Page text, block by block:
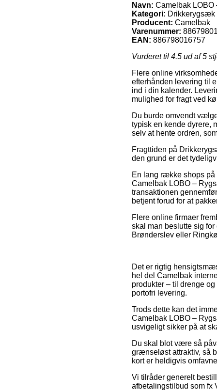
Navn: Camelbak LOBO
Kategori: Drikkerygsæk
Producent: Camelbak
Varenummer:
EAN: 886798016757
Vurderet til 4.5 ud af 5
Flere online
efterhånden levering til
ind i din kalender.
mulighed for fragt ved
Du burde omvendt
typisk en kende dyrere,
selv at hente ordren,
Fragttiden på
den grund er det
En lang række shops
Camelbak LOBO –
transaktionen
betjent forud for at
Flere online firmaer
skal man beslutte sig
Brønderslev eller
Det er rigtig
hel del Camelbak
produkter – til drenge
portofri levering.
Trods dette kan det
Camelbak LOBO –
usvigeligt sikker på at
Du skal blot være så
grænseløst attraktiv, så
kort er heldigvis
Vi tilråder generelt
afbetalingstilbud som fx